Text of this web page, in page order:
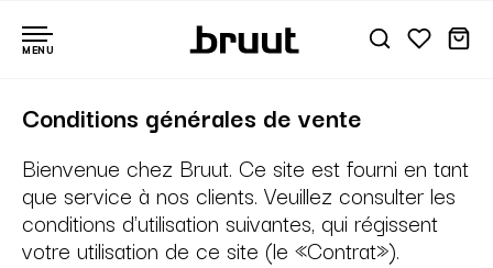
MENU
Conditions générales de vente
Bienvenue chez Bruut. Ce site est fourni en tant
que service à nos clients. Veuillez consulter les
conditions d'utilisation suivantes, qui régissent
votre utilisation de ce site (le «Contrat»).